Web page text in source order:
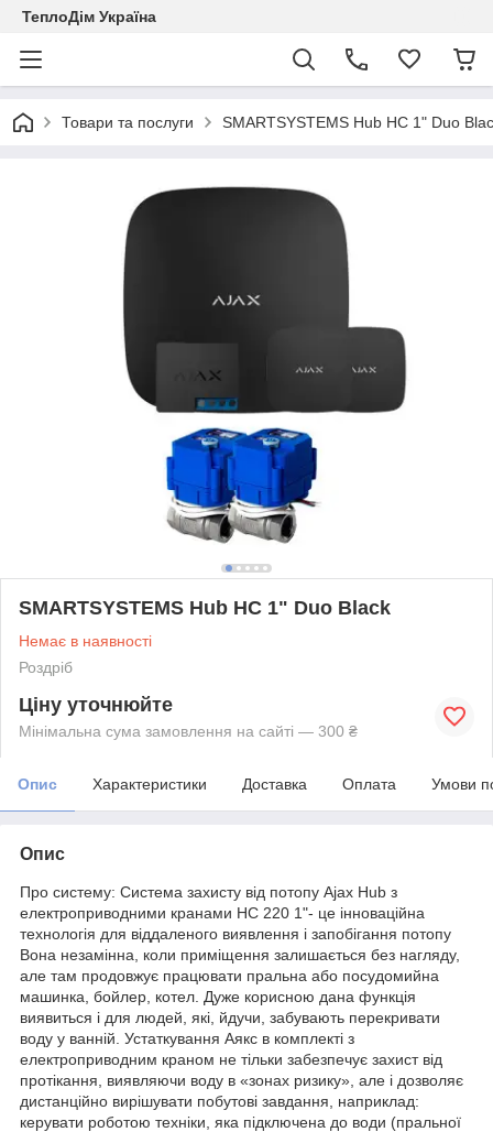
ТеплоДім Україна
Товари та послуги SMARTSYSTEMS Hub HC 1" Duo
SMARTSYSTEMS Hub HC 1" Duo Black
Немає в наявності
Роздріб
Ціну уточнюйте
Мінімальна сума замовлення на сайті — 300 ₴
Опис Характеристики Доставка Оплата Умови
Опис
Про систему: Система захисту від потопу Ajax Hub з
електроприводними кранами HC 220 1"- це інноваційна
технологія для віддаленого виявлення і запобігання потопу
Вона незамінна, коли приміщення залишається без нагляду,
але там продовжує працювати пральна або посудомийна
машинка, бойлер, котел. Дуже корисною дана функція
виявиться і для людей, які, йдучи, забувають перекривати
воду у ванній. Устаткування Аякс в комплекті з
електроприводним краном не тільки забезпечує захист від
протікання, виявляючи воду в «зонах ризику», але і дозволяє
дистанційно вирішувати побутові завдання, наприклад:
керувати роботою техніки, яка підключена до води (пральної